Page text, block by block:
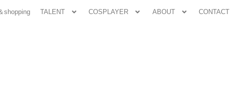
shopping TALENT COSPLAYER ABOUT CONTACT